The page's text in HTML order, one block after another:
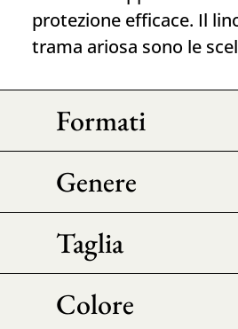
protezione efficace. Il
trama ariosa sono le
Formati
Genere
Taglia
Colore